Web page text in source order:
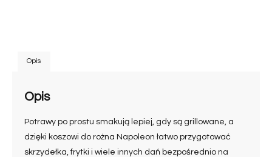
Opis
Opis
Potrawy po prostu smakują lepiej, gdy są grillowane, a
dzięki koszowi do rożna Napoleon łatwo przygotować
skrzydełka, frytki i wiele innych dań bezpośrednio na